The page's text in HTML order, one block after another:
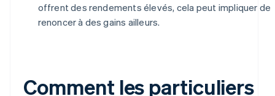
offrent des rendements élevés, cela peut impliquer de
renoncer à des gains ailleurs.
Comment les particuliers